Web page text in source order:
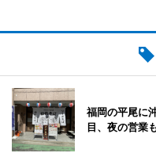
福岡の平尾に
目、夜の営業